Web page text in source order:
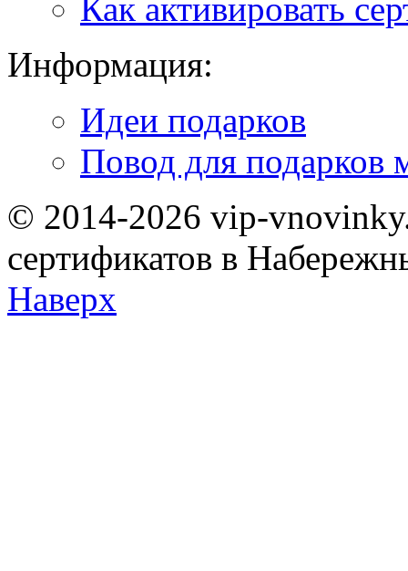
Как активировать
Информация:
Идеи подарков
Повод для
© 2014-2026 vip-
сертификатов в
Наверх